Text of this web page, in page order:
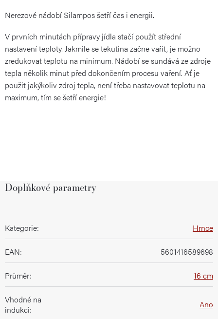
Nerezové nádobí Silampos šetří čas i energii.
V prvních minutách přípravy jídla stačí použít střední
nastavení teploty. Jakmile se tekutina začne vařit, je možno
zredukovat teplotu na minimum. Nádobí se sundává ze zdroje
tepla několik minut před dokončením procesu vaření. Ať je
použit jakýkoliv zdroj tepla, není třeba nastavovat teplotu na
maximum, tím se šetří energie!
Doplňkové parametry
Kategorie: Hrnce
EAN: 5601416589698
Průměr: 16 cm
Vhodné na
indukci: Ano